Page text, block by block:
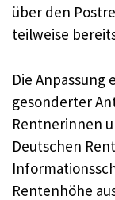
über den
teilweise
Die
gesonderter
Rentnerinnen
Deutschen
Rentenhöhe